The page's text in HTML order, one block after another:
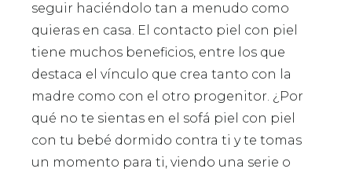
seguir haciéndolo tan a menudo como
quieras en casa. El contacto piel con piel
tiene muchos beneficios, entre los que
destaca el vínculo que crea tanto con la
madre como con el otro progenitor. ¿Por
qué no te sientas en el sofá piel con piel
con tu bebé dormido contra ti y te tomas
un momento para ti, viendo una serie o